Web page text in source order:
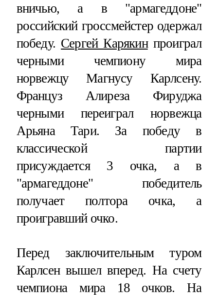
вничью, а в "армагеддоне"
российский гроссмейстер одержал
победу. Сергей Карякинпроиграл
черными чемпиону мира
норвежцу Магнусу Карлсену.
Француз Алиреза Фируджа
черными переиграл норвежца
Арьяна Тари. За победу в
классической партии
присуждается 3 очка, а в
"армагеддоне" победитель
получает полтора очка, а
проигравший очко.
Перед заключительным туром
Карлсен вышел вперед. На счету
чемпиона мира 18 очков. На